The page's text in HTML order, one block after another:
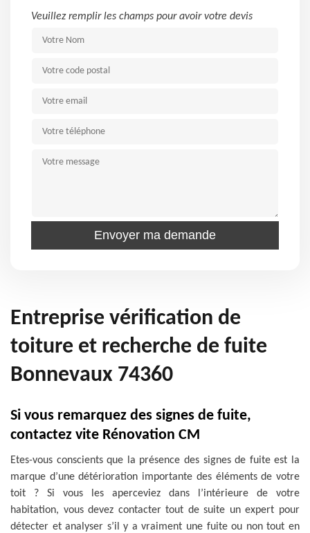
Veuillez remplir les champs pour avoir votre devis
Entreprise vérification de
toiture et recherche de fuite
Bonnevaux 74360
Si vous remarquez des signes de fuite,
contactez vite Rénovation CM
Etes-vous conscients que la présence des signes de fuite est la
marque d’une détérioration importante des éléments de votre
toit ? Si vous les aperceviez dans l’intérieure de votre
habitation, vous devez contacter tout de suite un expert pour
détecter et analyser s’il y a vraiment une fuite ou non tout en